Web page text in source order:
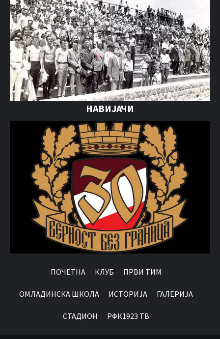
НАВИЈАЧИ
ПОЧЕТНА КЛУБ ПРВИ ТИМ
OМЛАДИНСКА ШКОЛА ИСТОРИЈА ГАЛЕРИЈА
СТАДИОН РФК1923 ТВ